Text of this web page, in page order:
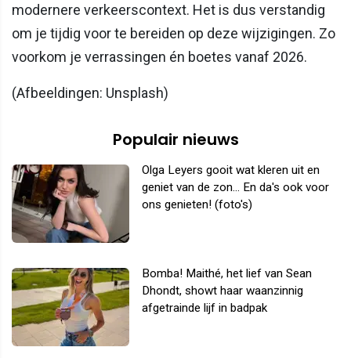
modernere verkeerscontext. Het is dus verstandig
om je tijdig voor te bereiden op deze wijzigingen. Zo
voorkom je verrassingen én boetes vanaf 2026.
(Afbeeldingen: Unsplash)
Populair nieuws
Olga Leyers gooit wat kleren uit en
geniet van de zon... En da's ook voor
ons genieten! (foto's)
Bomba! Maithé, het lief van Sean
Dhondt, showt haar waanzinnig
afgetrainde lijf in badpak